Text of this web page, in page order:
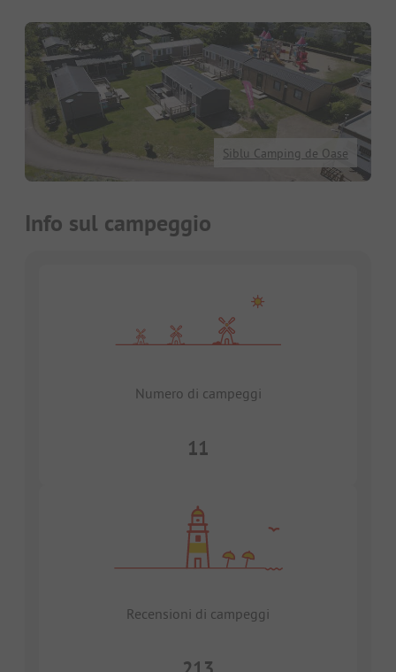
Siblu Camping de Oase
Info sul campeggio
Numero di campeggi
11
Recensioni di campeggi